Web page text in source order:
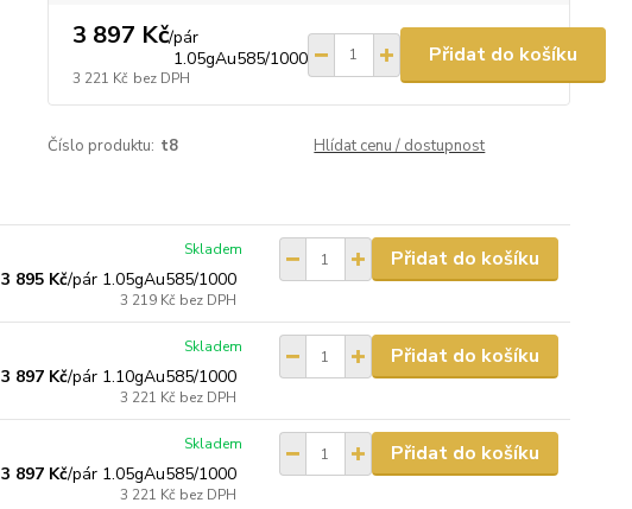
3 897 Kč/pár
1.05gAu585/1000
3 221 Kč bez DPH
Přidat do košíku
Číslo produktu: t8 Hlídat cenu / dostupnost
3 895 Kč/pár 1.05gAu585/1000
3 219 Kč bez DPH
Skladem Přidat do košíku
3 897 Kč/pár 1.10gAu585/1000
3 221 Kč bez DPH
Skladem Přidat do košíku
3 897 Kč/pár 1.05gAu585/1000
3 221 Kč bez DPH
Skladem Přidat do košíku